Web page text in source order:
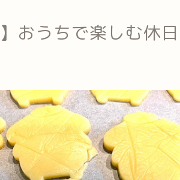
おうちで楽しむ休